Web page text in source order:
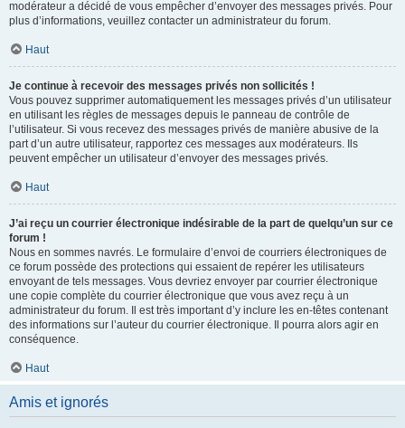
modérateur a décidé de vous empêcher d’envoyer des messages privés. Pour
plus d’informations, veuillez contacter un administrateur du forum.
Haut
Je continue à recevoir des messages privés non sollicités !
Vous pouvez supprimer automatiquement les messages privés d’un utilisateur
en utilisant les règles de messages depuis le panneau de contrôle de
l’utilisateur. Si vous recevez des messages privés de manière abusive de la
part d’un autre utilisateur, rapportez ces messages aux modérateurs. Ils
peuvent empêcher un utilisateur d’envoyer des messages privés.
Haut
J’ai reçu un courrier électronique indésirable de la part de quelqu’un sur ce
forum !
Nous en sommes navrés. Le formulaire d’envoi de courriers électroniques de
ce forum possède des protections qui essaient de repérer les utilisateurs
envoyant de tels messages. Vous devriez envoyer par courrier électronique
une copie complète du courrier électronique que vous avez reçu à un
administrateur du forum. Il est très important d’y inclure les en-têtes contenant
des informations sur l’auteur du courrier électronique. Il pourra alors agir en
conséquence.
Haut
Amis et ignorés